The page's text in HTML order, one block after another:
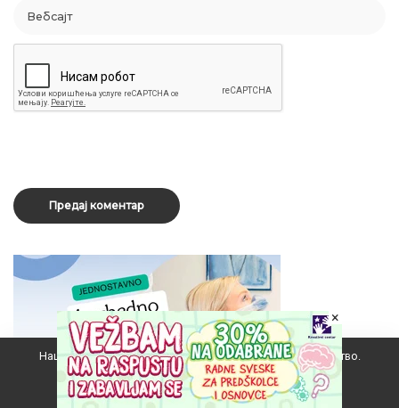
Наш вебсајт користи колачиће да побољша ваше искуство.
Прихватам
×